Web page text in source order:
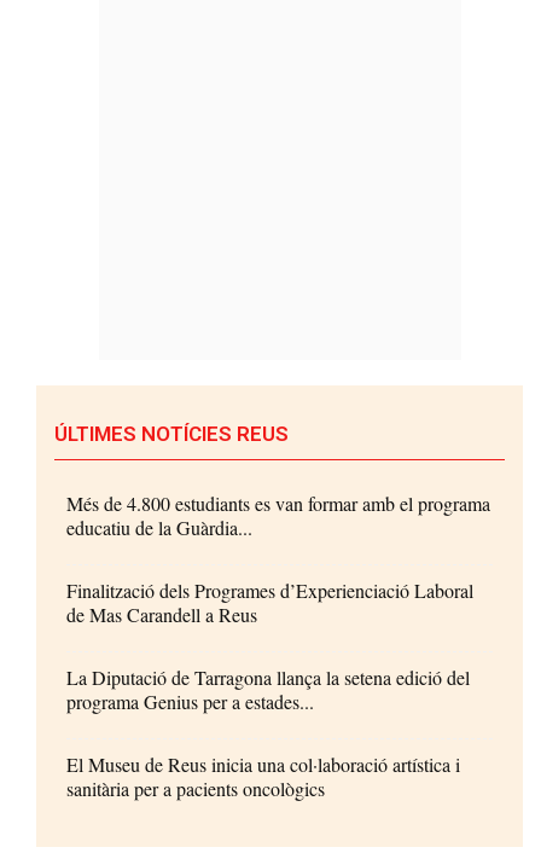
ÚLTIMES NOTÍCIES REUS
Més de 4.800 estudiants es van formar amb el programa
educatiu de la Guàrdia...
Finalització dels Programes d’Experienciació Laboral
de Mas Carandell a Reus
La Diputació de Tarragona llança la setena edició del
programa Genius per a estades...
El Museu de Reus inicia una col·laboració artística i
sanitària per a pacients oncològics